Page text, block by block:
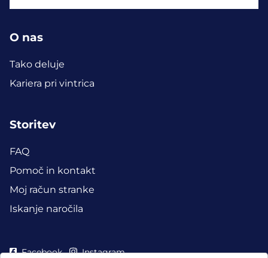
O nas
Tako deluje
Kariera pri vintrica
Storitev
FAQ
Pomoč in kontakt
Moj račun stranke
Iskanje naročila
Facebook Instagram